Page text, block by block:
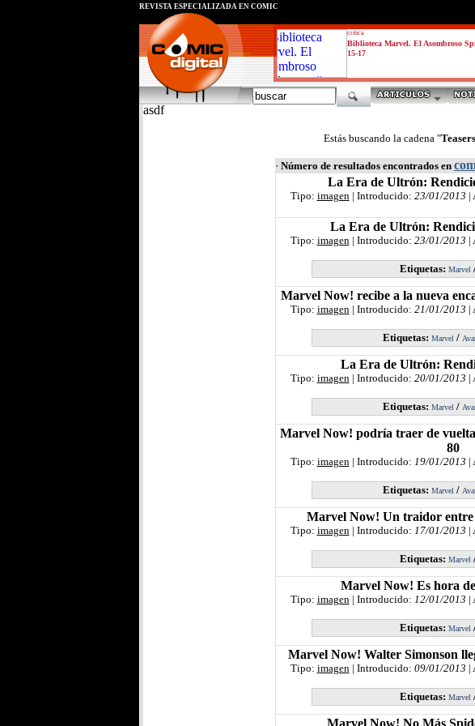
critica
Biblioteca Marvel. El Asombroso
15-17
REVISTA ESPECIALIZADA EN CÓMIC
asdf
Estás buscando la cadena "
· Número de resultados encontrados en
La Era de Ultrón:
Tipo: imagen| Introducido: 23/01/2013 |
La Era de Ultrón:
Tipo: imagen| Introducido: 23/01/2013 |
Etiquetas: Marvel
Marvel Now! recibe a la nueva
Tipo: imagen| Introducido: 21/01/2013 |
Etiquetas: Marvel/
La Era de Ultrón:
Tipo: imagen| Introducido: 20/01/2013 |
Etiquetas: Marvel/
Marvel Now! podría traer de
80
Tipo: imagen| Introducido: 19/01/2013 |
Etiquetas: Marvel/
Marvel Now! Un traidor
Tipo: imagen| Introducido: 17/01/2013 |
Etiquetas: Marvel
Marvel Now! Es hora
Tipo: imagen| Introducido: 12/01/2013 |
Etiquetas: Marvel
Marvel Now! Walter Simonson
Tipo: imagen| Introducido: 09/01/2013 |
Etiquetas: Marvel
Marvel Now! No Más